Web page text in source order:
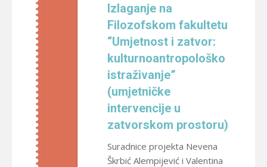
Izlaganje na
Filozofskom fakultetu
“Umjetnost i zatvor:
kulturnoantropološko
istraživanje”
(umjetničke
intervencije u
zatvorskom prostoru)
Suradnice projekta Nevena
Škrbić Alempijević i Valentina